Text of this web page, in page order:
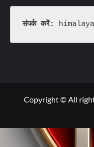
संपर्क करें:
Copyright © All